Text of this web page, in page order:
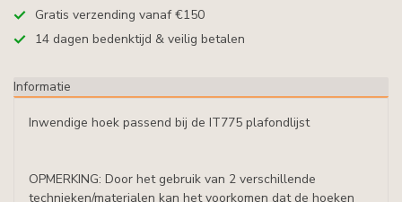
Gratis verzending vanaf €150
14 dagen bedenktijd & veilig betalen
Informatie
Inwendige hoek passend bij de IT775 plafondlijst
OPMERKING: Door het gebruik van 2 verschillende
technieken/materialen kan het voorkomen dat de hoeken